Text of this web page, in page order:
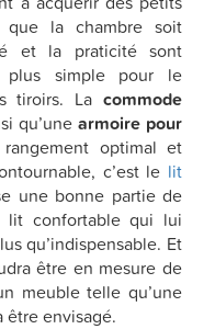
que la chambre soit
et la praticité sont
plus simple pour le
tiroirs. La commode
qu’unearmoire pour
optimal et
c’est le lit
une bonne partie de
lit confortable qui lui
qu’indispensable. Et
être en mesure de
meuble telle qu’une
être envisagé.